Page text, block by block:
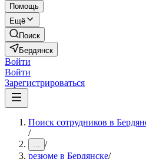
Помощь
Ещё
Поиск
Бердянск
Войти
Войти
Зарегистрироваться
Поиск сотрудников в
/
... /
резюме в Бердянске/